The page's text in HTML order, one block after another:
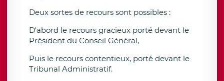
Deux sortes de recours sont possibles :
D'abord le recours gracieux porté devant le
Président du Conseil Général,
Puis le recours contentieux, porté devant le
Tribunal Administratif.